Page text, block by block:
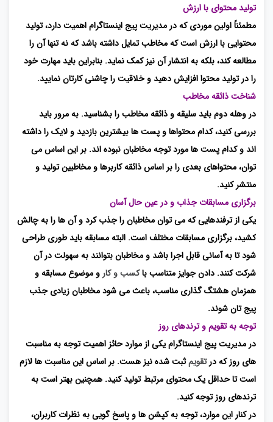
تولید محتوای با ارزش
مطمئناً اولین موردی که در مدیریت پیج اینستاگرام اهمیت دارد، تولید
محتوایی با ارزش است که مخاطب تمایل داشته باشد که نه تنها آن را
مطالعه کند، بلکه به انتشار آن نیز کمک نماید. بنابراین باید مهارت خود
را در تولید محتوا افزایش دهید و خلاقیت را چاشنی کارتان نمایید.
شناخت ذائقه مخاطب
در وهله دوم باید سلیقه و ذائقه مخاطب را بشناسید. به مرور باید
بررسی کنید، کدام محتواها و پست ها بیشترین بازدید و لایک را داشته
اند و کدام پست ها مورد توجه مخاطبان نبوده اند. بر این اساس می
توان، محتواهای بعدی را بر اساس ذائقه کاربرها و مخاطبین تولید و
منتشر کنید.
برگزاری مسابقات جذاب و در عین حال آسان
یکی از ترفندهایی که می توان مخاطبان را جذب کرد و آن ها را به چالش
کشید، برگزاری مسابقات مختلف است. البته مسابقه باید طوری طراحی
شود تا به آسانی قابل اجرا باشد و مخاطبان بتوانند به سهولت در آن
شرکت کنند. دادن جوایز متناسب باکسب و کار و موضوع مسابقه و
همزمان هشتگ گذاری مناسب، باعث می شود مخاطبان زیادی جذب
پیج تان شوند.
توجه به تقویم وترندهای روز
در مدیریت پیج اینستاگرام یکی از موارد حائز اهمیت توجه به مناسبت
های روز که درتقویمثبت شده نیز هست. بر اساس این مناسبت ها لازم
است تا حداقل یک محتوای مرتبط تولید کنید. همچنین بهتر است به
ترندهای روز توجه کنید.
در کنار این موارد، توجه به کپشن ها و پاسخ گویی به نظرات کاربران،